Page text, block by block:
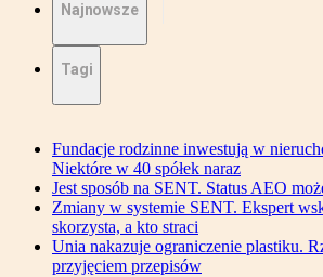
Najnowsze
Tagi
Fundacje rodzinne inwestują w
Niektóre w 40 spółek naraz
Jest sposób na SENT. Status AEO
Zmiany w systemie SENT. Ekspert
skorzysta, a kto straci
Unia nakazuje ograniczenie plastiku.
przyjęciem przepisów